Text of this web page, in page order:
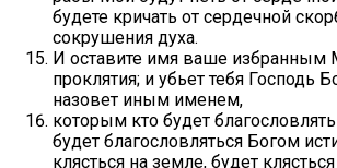
будете кричать от сердечной
сокрушения духа.
И оставите имя ваше избранным
проклятия; и убьет тебя Господь
назовет иным именем,
которым кто будет
будет благословляться Богом
клясться на земле, будет